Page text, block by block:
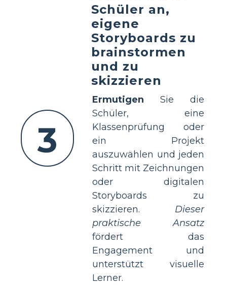
3
Schüler an,
eigene
Storyboards zu
brainstormen
und zu
skizzieren
Ermutigen Sie die
Schüler, eine
Klassenprüfung oder
ein Projekt
auszuwählen und jeden
Schritt mit Zeichnungen
oder digitalen
Storyboards zu
skizzieren. Dieser
praktische Ansatz
fördert das
Engagement und
unterstützt visuelle
Lerner.